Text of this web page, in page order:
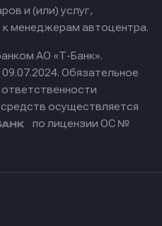
и (или) услуг,
менеджерам автоцентра.
АО «Т-Банк».
Обязательное
осуществляется
по лицензии ОС №